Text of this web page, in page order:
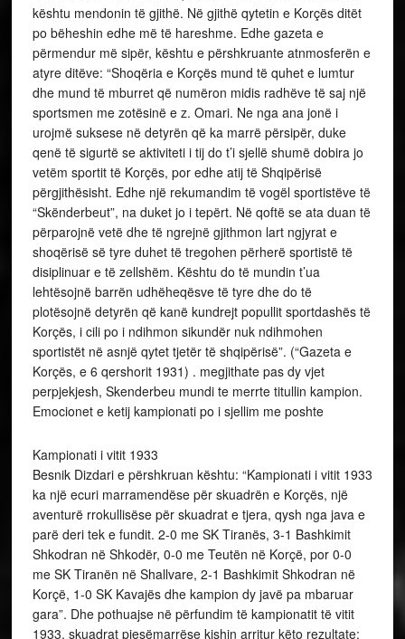
kështu mendonin të gjithë. Në gjithë qytetin e Korçës ditët
po bëheshin edhe më të hareshme. Edhe gazeta e
përmendur më sipër, kështu e përshkruante atnmosferën e
atyre ditëve: “Shoqëria e Korçës mund të quhet e lumtur
dhe mund të mburret që numëron midis radhëve të saj një
sportsmen me zotësinë e z. Omari. Ne nga ana jonë i
urojmë suksese në detyrën që ka marrë përsipër, duke
qenë të sigurtë se aktiviteti i tij do t’i sjellë shumë dobira jo
vetëm sportit të Korçës, por edhe atij të Shqipërisë
përgjithësisht. Edhe një rekumandim të vogël sportistëve të
“Skënderbeut”, na duket jo i tepërt. Në qoftë se ata duan të
përparojnë vetë dhe të ngrejnë gjithmon lart ngjyrat e
shoqërisë së tyre duhet të tregohen përherë sportistë të
disiplinuar e të zellshëm. Kështu do të mundin t’ua
lehtësojnë barrën udhëheqësve të tyre dhe do të
plotësojnë detyrën që kanë kundrejt popullit sportdashës të
Korçës, i cili po i ndihmon sikundër nuk ndihmohen
sportistët në asnjë qytet tjetër të shqipërisë”. (“Gazeta e
Korçës, e 6 qershorit 1931) . megjithate pas dy vjet
perpjekjesh, Skenderbeu mundi te merrte titullin kampion.
Emocionet e ketij kampionati po i sjellim me poshte
Kampionati i vitit 1933
Besnik Dizdari e përshkruan kështu: “Kampionati i vitit 1933
ka një ecuri marramendëse për skuadrën e Korçës, një
aventurë rrokullisëse për skuadrat e tjera, qysh nga java e
parë deri tek e fundit. 2-0 me SK Tiranës, 3-1 Bashkimit
Shkodran në Shkodër, 0-0 me Teutën në Korçë, por 0-0
me SK Tiranën në Shallvare, 2-1 Bashkimit Shkodran në
Korçë, 1-0 SK Kavajës dhe kampion dy javë pa mbaruar
gara”. Dhe pothuajse në përfundim të kampionatit të vitit
1933, skuadrat pjesëmarrëse kishin arritur këto rezultate: